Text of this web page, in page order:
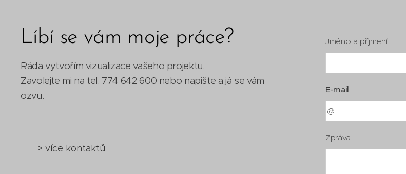
Líbí se vám moje práce?
Ráda vytvořím vizualizace vašeho projektu.
Zavolejte mi na tel. 774 642 600 nebo napište a já se vám
ozvu.
> více kontaktů
Jméno a příjmení
E-mail
Zpráva